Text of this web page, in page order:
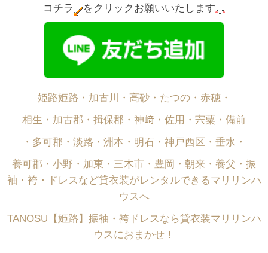
コチラ
をクリックお願いいたします
姫路姫路・加古川・高砂・たつの・赤穂・
相生・加古郡・揖保郡・神﨑・佐用・宍粟・備前
・多可郡・淡路・洲本・明石・神戸西区・垂水・
養可郡・小野・加東・三木市・豊岡・朝来・養父・振
袖・袴・ドレスなど貸衣装がレンタルできるマリリンハ
ウスへ
TANOSU【姫路】振袖・袴ドレスなら貸衣装マリリンハ
ウスにおまかせ！